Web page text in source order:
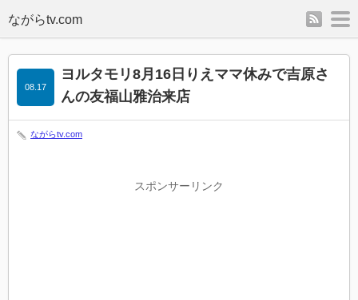
rss
ヨルタモリ8月16日りえママ休みで吉原さ
んの友福山雅治来店
08.17
ながらtv.com
スポンサーリンク